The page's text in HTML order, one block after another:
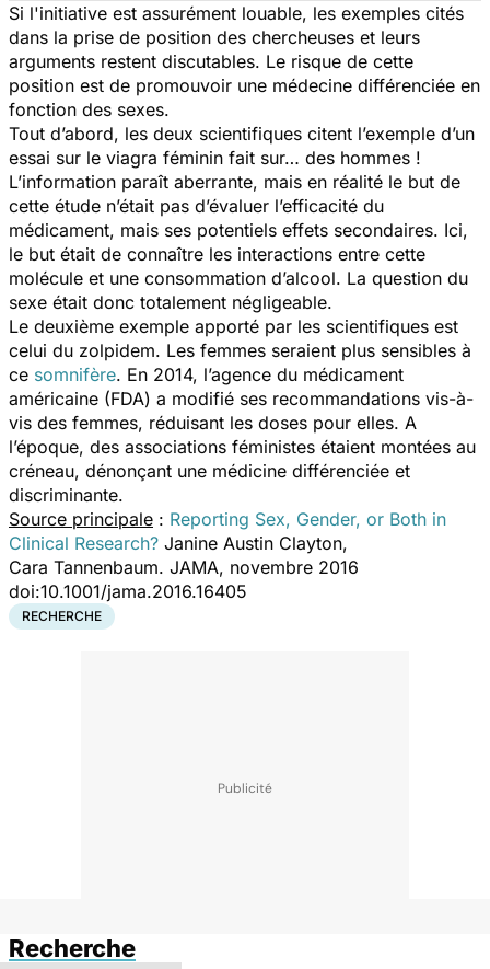
Si l'initiative est assurément louable, les exemples cités
dans la prise de position des chercheuses et leurs
arguments restent discutables. Le risque de cette
position est de promouvoir une médecine différenciée en
fonction des sexes.
Tout d’abord, les deux scientifiques citent l’exemple d’un
essai sur le viagra féminin fait sur… des hommes !
L’information paraît aberrante, mais en réalité le but de
cette étude n’était pas d’évaluer l’efficacité du
médicament, mais ses potentiels effets secondaires. Ici,
le but était de connaître les interactions entre cette
molécule et une consommation d’alcool. La question du
sexe était donc totalement négligeable.
Le deuxième exemple apporté par les scientifiques est
celui du zolpidem. Les femmes seraient plus sensibles à
ce somnifère. En 2014, l’agence du médicament
américaine (FDA) a modifié ses recommandations vis-à-
vis des femmes, réduisant les doses pour elles. A
l’époque, des associations féministes étaient montées au
créneau, dénonçant une médicine différenciée et
discriminante.
Source principale : Reporting Sex, Gender, or Both in
Clinical Research? Janine Austin Clayton,
Cara Tannenbaum. JAMA, novembre 2016
doi:10.1001/jama.2016.16405
RECHERCHE
Recherche